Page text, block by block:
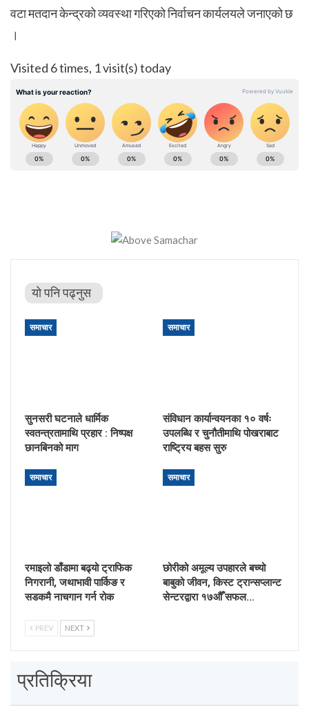
वटा मतदान केन्द्रको व्यवस्था गरिएको निर्वाचन कार्यलयले जनाएको छ
।
Visited 6 times, 1 visit(s) today
यो पनि पढ्नुस
समाचार
सुनसरी घटनाले धार्मिक
स्वतन्त्रतामाथि प्रहार : निष्पक्ष
छानबिनको माग
समाचार
संविधान कार्यान्वयनका १० वर्षः
उपलब्धि र चुनौतीमाथि पोखराबाट
राष्ट्रिय बहस सुरु
समाचार
रमाइलो डाँडामा बढ्यो ट्राफिक
निगरानी, जथाभावी पार्किङ र
सडकमै नाचगान गर्न रोक
समाचार
छोरीको अमूल्य उपहारले बच्यो
बाबुको जीवन, किस्ट ट्रान्सप्लान्ट
सेन्टरद्वारा १७औँ सफल…
PREV NEXT
प्रतिक्रिया